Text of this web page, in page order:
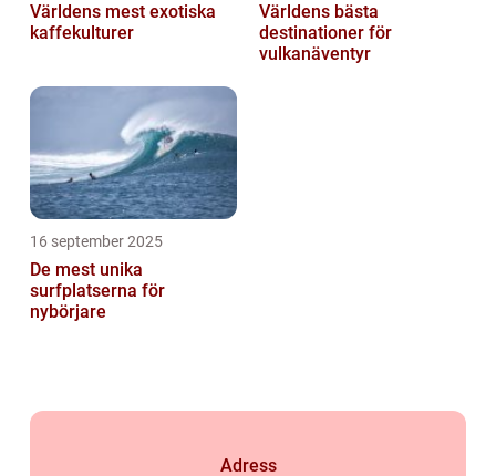
Världens mest exotiska
kaffekulturer
Världens bästa
destinationer för
vulkanäventyr
16 september 2025
De mest unika
surfplatserna för
nybörjare
Adress